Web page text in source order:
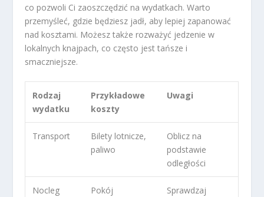
co pozwoli Ci zaoszczędzić na wydatkach. Warto
przemyśleć, gdzie będziesz jadł, aby lepiej zapanować
nad kosztami. Możesz także rozważyć jedzenie w
lokalnych knajpach, co często jest tańsze i
smaczniejsze.
Rodzaj
wydatku
Przykładowe
koszty
Uwagi
Transport
Bilety lotnicze,
paliwo
Oblicz na
podstawie
odległości
Nocleg
Pokój
Sprawdzaj